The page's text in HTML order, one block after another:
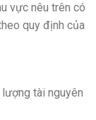
vực nêu trên có
quy định của
tài nguyên